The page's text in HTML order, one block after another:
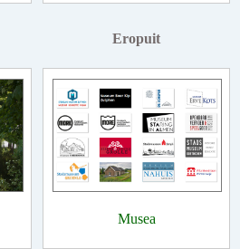
Eropuit
Musea